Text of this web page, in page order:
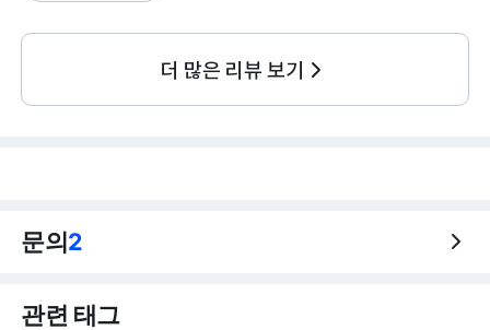
더 많은 리뷰 보기
문의2
관련 태그